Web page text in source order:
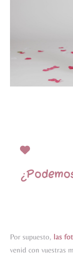
Por supuesto, las
venid con vuestras